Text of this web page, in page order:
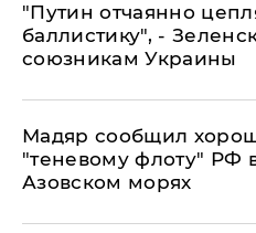
"Путин отчаянно
баллистику", -
союзникам Украины
Мадяр сообщил
"теневому флоту" РФ
Азовском морях